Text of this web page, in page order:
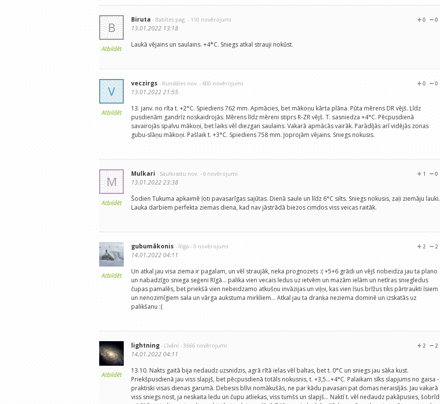
B
Atbildēt
Biruta - Babītes pag. - 110 novērojumi 0
0
13.01.2022 13:18
Laukā vējains un saulains. +4*C. Sniegs atkal strauji nokūst.
V
Atbildēt
veczirgs - Rundāles nov. - 600 novērojumi 0
0
13.01.2022 21:55
13. janv. no rīta t. +2°C. Spiediens 762 mm. Apmācies, bet mākoņu kārta plāna. Pūta mērens DR vējš. Līdz
pusdienām gandrīz noskaidrojās. Mērens līdz mēreni stiprs R-ZR vējš. T. sasniedza +4°C. Pēcpusdienā
savairojās spalvu mākoņi, bet laiks vēl diezgan saulains. Vakarā apmācās vairāk. Parādījās arī vidējās zonas
gubu-slāņu mākoņi. Pašlaik t. +3°C. Spiediens 758 mm. Joprojām vējains. Sniegs nokusis.
M
Atbildēt
Mulkari - Saulkrastu nov. - 6 novērojumi 0
1
13.01.2022 23:38
Šodien Tukuma apkaimē ļoti pavasarīgas sajūtas. Dienā saule un līdz 6°C silts. Sniegs nokusis, zaļi ziemāju lauki.
Lauka darbiem perfekta ziemas diena, kad nav jāstrādā biezos cimdos viss veicas raitāk.
Atbildēt
gubumākonis - Rīga - 0 novērojumi 2
2
14.01.2022 04:11
Un atkal jau visa ziema ir pagalam, un vēl straujāk, neka prognozets :( +5+6 grādi un vējš nobeidza jau ta plano
un nabadzīgo sniega seģeni Rīgā... palika vien vecais ledus uz ietvēm un mazām ielām un netīras sniegledus
čupas pamalēs, bet priekšā vien nebeidzamo atkušņu invāzijas un viļņi, kas vien īsus brīžus tiks pārtraukti īsiem
un nenozimīgiem sala un vārga aukstuma mirkliem... Atkal jau ta dranķa neziema dominē un izskatās uz
palikšanu :(
Atbildēt
lightning - Līvāni - 3666 novērojumi 2
2
14.01.2022 04:11
13.10. Nakts gaitā bija nedaudz uzsnidzis, agrā rītā ielas vēl baltas, bet t. 0°C un sniegs jau sāka kust.
Priekšpusdienā jau viss slapjš, bet pēcpusdienā totāls nokusnis, t. +3,5...+4°C. Palaikam sīks slapjums no gaisa -
praktiski visas dienas garumā. Debesis blīvi nomākušās, ne par kādu pavasari pat domas neraisījās. Jau vakarā
viss sniegs nost, ja neskaita ledu un čupu atliekas, viss tumšs un slapjš... Naktī t. vēl nedaudz pakāpusies, šobrīd